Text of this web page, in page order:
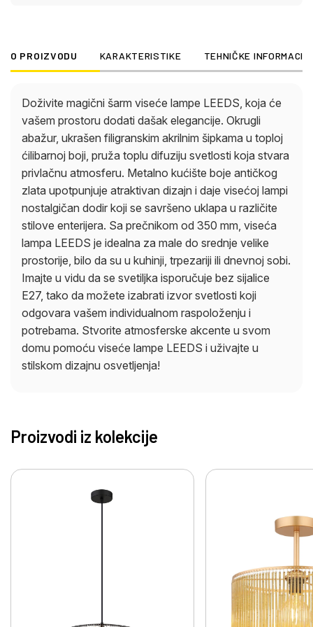
pomoću viseće lampe LEEDS i uživajte u stilskom
O PROIZVODU KARAKTERISTIKE TEHNIČKE
Doživite magični šarm viseće lampe LEEDS, koja će
vašem prostoru dodati dašak elegancije. Okrugli
abažur, ukrašen filigranskim akrilnim šipkama u toploj
ćilibarnoj boji, pruža toplu difuziju svetlosti koja stvara
privlačnu atmosferu. Metalno kućište boje antičkog
zlata upotpunjuje atraktivan dizajn i daje visećoj lampi
nostalgičan dodir koji se savršeno uklapa u različite
stilove enterijera. Sa prečnikom od 350 mm, viseća
lampa LEEDS je idealna za male do srednje velike
prostorije, bilo da su u kuhinji, trpezariji ili dnevnoj sobi.
Imajte u vidu da se svetiljka isporučuje bez sijalice
E27, tako da možete izabrati izvor svetlosti koji
odgovara vašem individualnom raspoloženju i
potrebama. Stvorite atmosferske akcente u svom
domu pomoću viseće lampe LEEDS i uživajte u
stilskom dizajnu osvetljenja!
Proizvodi iz kolekcije